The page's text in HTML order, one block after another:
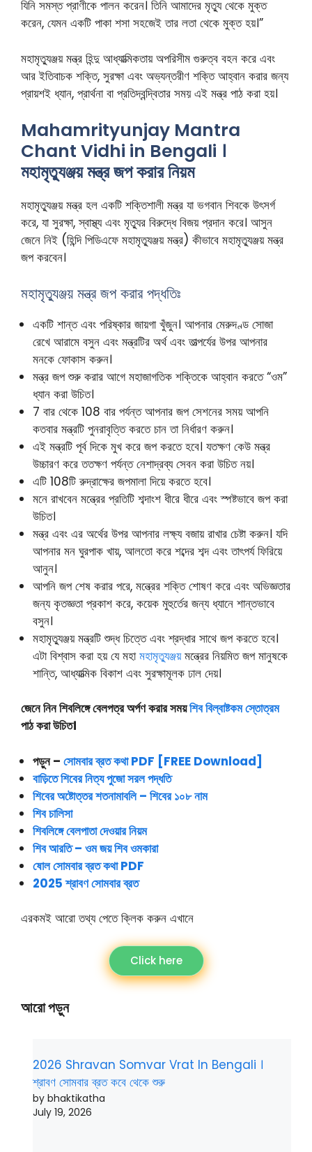
যিনি সমস্ত প্রাণীকে পালন করেন। তিনি আমাদের মৃত্যু থেকে মুক্ত
করেন, যেমন একটি পাকা শসা সহজেই তার লতা থেকে মুক্ত হয়।”
মহামৃত্যুঞ্জয় মন্ত্র হিন্দু আধ্যাত্মিকতায় অপরিসীম গুরুত্ব বহন করে এবং
আর ইতিবাচক শক্তি, সুরক্ষা এবং অভ্যন্তরীণ শক্তি আহ্বান করার জন্য
প্রায়শই ধ্যান, প্রার্থনা বা প্রতিদ্বন্দ্বিতার সময় এই মন্ত্র পাঠ করা হয়।
Mahamrityunjay Mantra
Chant Vidhi in Bengali ।
মহামৃত্যুঞ্জয় মন্ত্র জপ করার নিয়ম
মহামৃত্যুঞ্জয় মন্ত্র হল একটি শক্তিশালী মন্ত্র যা ভগবান শিবকে উৎসর্গ
করে, যা সুরক্ষা, স্বাস্থ্য এবং মৃত্যুর বিরুদ্ধে বিজয় প্রদান করে। আসুন
জেনে নিই (হিন্দি পিডিএফে মহামৃত্যুঞ্জয় মন্ত্র) কীভাবে মহামৃত্যুঞ্জয় মন্ত্র
জপ করবেন।
মহামৃত্যুঞ্জয় মন্ত্র জপ করার পদ্ধতিঃ
একটি শান্ত এবং পরিষ্কার জায়গা খুঁজুন। আপনার মেরুদণ্ড সোজা
রেখে আরামে বসুন এবং মন্ত্রটির অর্থ এবং তাত্পর্যের উপর আপনার
মনকে ফোকাস করুন।
মন্ত্র জপ শুরু করার আগে মহাজাগতিক শক্তিকে আহ্বান করতে “ওম”
ধ্যান করা উচিত।
7 বার থেকে 108 বার পর্যন্ত আপনার জপ সেশনের সময় আপনি
কতবার মন্ত্রটি পুনরাবৃত্তি করতে চান তা নির্ধারণ করুন।
এই মন্ত্রটি পূর্ব দিকে মুখ করে জপ করতে হবে। যতক্ষণ কেউ মন্ত্র
উচ্চারণ করে ততক্ষণ পর্যন্ত নেশাদ্রব্য সেবন করা উচিত নয়।
এটি 108টি রুদ্রাক্ষের জপমালা দিয়ে করতে হবে।
মনে রাখবেন মন্ত্রের প্রতিটি শব্দাংশ ধীরে ধীরে এবং স্পষ্টভাবে জপ করা
উচিত।
মন্ত্র এবং এর অর্থের উপর আপনার লক্ষ্য বজায় রাখার চেষ্টা করুন। যদি
আপনার মন ঘুরপাক খায়, আলতো করে শব্দের শব্দ এবং তাৎপর্য ফিরিয়ে
আনুন।
আপনি জপ শেষ করার পরে, মন্ত্রের শক্তি শোষণ করে এবং অভিজ্ঞতার
জন্য কৃতজ্ঞতা প্রকাশ করে, কয়েক মুহুর্তের জন্য ধ্যানে শান্তভাবে
বসুন।
মহামৃত্যুঞ্জয় মন্ত্রটি শুদ্ধ চিত্তে এবং শ্রদ্ধার সাথে জপ করতে হবে।
এটা বিশ্বাস করা হয় যে মহামহামৃত্যুঞ্জয়মন্ত্রের নিয়মিত জপ মানুষকে
শান্তি, আধ্যাত্মিক বিকাশ এবং সুরক্ষামূলক ঢাল দেয়।
জেনে নিন শিবলিঙ্গে বেলপত্র অর্পণ করার সময়শিব বিল্বাষ্টকম স্তোত্রম
পাঠ করা উচিত।
পড়ুন – সোমবার ব্রত কথা PDF [FREE Download]
বাড়িতে শিবের নিত্য পুজো সরল পদ্ধতি
শিবের অষ্টোত্তর শতনামাবলি – শিবের ১০৮ নাম
শিব চালিসা
শিবলিঙ্গে বেলপাতা দেওয়ার নিয়ম
শিব আরতি – ওম জয় শিব ওমকারা
ষোল সোমবার ব্রত কথা PDF
2025 শ্রাবণ সোমবার ব্রত
এরকমই আরো তথ্য পেতে ক্লিক করুন এখানে
Click here
আরো পড়ুন
2026 Shravan Somvar Vrat In Bengali ।
শ্রাবণ সোমবার ব্রত কবে থেকে শুরু
by bhaktikatha
July 19, 2026